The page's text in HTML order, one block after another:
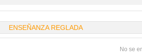
ENSEÑANZA REGLADA
No se